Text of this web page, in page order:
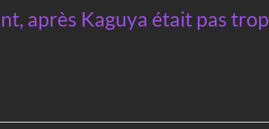
après Kaguya était pas trop